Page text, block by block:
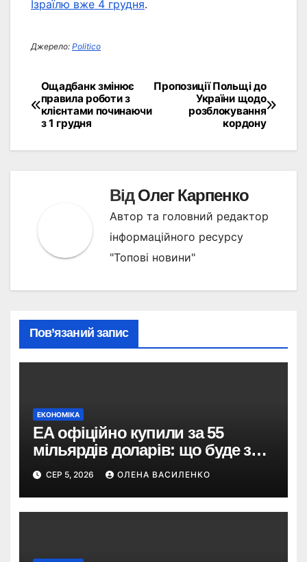
Ізраїлю вже 4 грудня.
Джерело: Politico
Навігація
записів
Пропозиції Польщі до
України щодо
розблокування
кордону
Ощадбанк змінює
правила роботи з
клієнтами починаючи
з 1 грудня
ВідОлег Карпенко
Автор та головний редактор
інформаційного ресурсу
"Топові новини"
Пов’язаний запис
ЕКОНОМІКА
EA офіційно купили за 55
мільярдів доларів: що буде з
EA Sports FC, Battlefield і The
Sims
СЕР 5, 2026 ОЛЕНА ВАСИЛЕНКО